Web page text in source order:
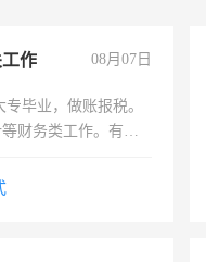
作 08月07日
毕业，做账报税。
财务类工作。有会